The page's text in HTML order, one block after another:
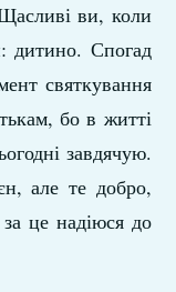
ви, коли
дитино. Спогад
святкування
бо в житті
завдячую.
але те добро,
це надіюся до